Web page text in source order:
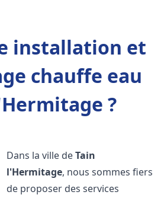
installation et
chauffe eau
?
Dans la ville deTain
l'Hermitage, nous sommes fiers
de proposer des services